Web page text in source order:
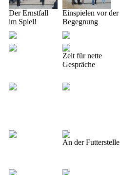
Der Ernstfall
im Spiel!
Einspielen vor der
Begegnung
Zeit für nette
Gespräche
An der Futterstelle